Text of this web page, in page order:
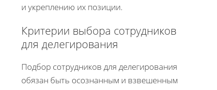
и укреплению их позиции.
Критерии выбора сотрудников
для делегирования
Подбор сотрудников для делегирования
обязан быть осознанным и взвешенным